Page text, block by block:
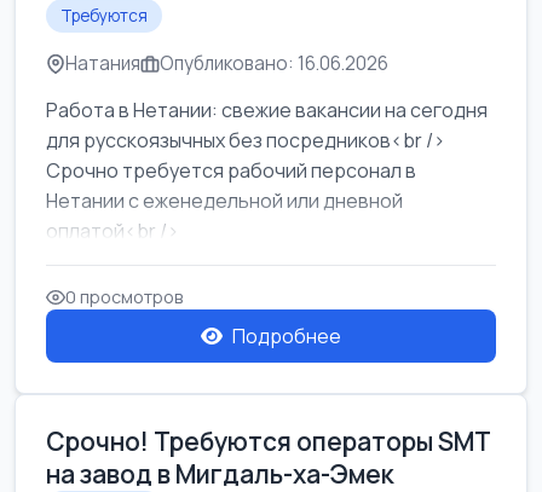
Требуются
Натания Опубликовано: 16.06.2026
Работа в Нетании: свежие вакансии на сегодня
для русскоязычных без посредников<br />
Срочно требуется рабочий персонал в
Нетании с еженедельной или дневной
оплатой<br />
Свежие вакансии в Нетании дл...
0 просмотров
Подробнее
Срочно! Требуются операторы SMT
на завод в Мигдаль-ха-Эмек